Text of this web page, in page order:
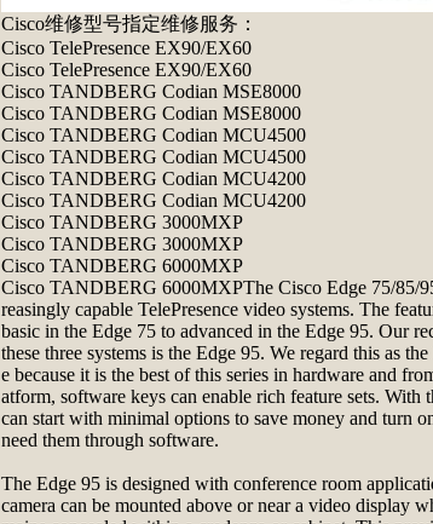
Cisco维修型号指定维修服务：
Cisco TelePresence EX90/EX60
Cisco TelePresence EX90/EX60
Cisco TANDBERG Codian MSE8000
Cisco TANDBERG Codian MSE8000
Cisco TANDBERG Codian MCU4500
Cisco TANDBERG Codian MCU4500
Cisco TANDBERG Codian MCU4200
Cisco TANDBERG Codian MCU4200
Cisco TANDBERG 3000MXP
Cisco TANDBERG 3000MXP
Cisco TANDBERG 6000MXP
Cisco TANDBERG 6000MXPThe Cisco Edge 75/85/
reasingly capable TelePresence video systems. The
basic in the Edge 75 to advanced in the Edge 95. Our
these three systems is the Edge 95. We regard this as
e because it is the best of this series in hardware and
atform, software keys can enable rich feature sets. With
can start with minimal options to save money and turn
need them through software.
The Edge 95 is designed with conference room
camera can be mounted above or near a video display